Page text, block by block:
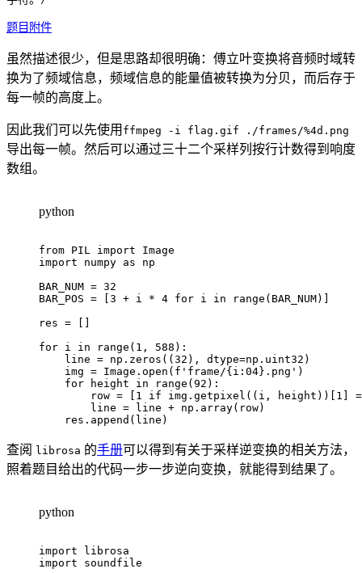
题目附件
虽然描述很少，但是思路却很明确：傅立叶变换将音频时域转
换为了频域信息，频域信息的能量值被转换为分贝，而后存于
每一帧的高度上。
因此我们可以先使用 ffmpeg -i flag.gif ./frames/%4d.png
导出每一帧。然后可以通过三十二个采样列按行计数得到响度
数组。
python
from PIL import
import numpy as np
BAR_NUM = 32
BAR_POS = 3 + i * 4 for i in range ( BAR_NUM)
res =
for i in range ( 1 , 588 ) :
    line
= np . zeros ( ( 32 ) , dtype=np . uint32 )
    img
= Image . open ( f'frame/{ i : 04} .png' )
for height in range ( 92 ) :
        row
= 1 if img . getpixel ( ( i , height ) ) 1
        line
= line + np . array( row)
    res
. append ( line )
查阅 librosa 的手册可以得到有关于采样逆变换的相关方法，
照着题目给出的代码一步一步逆向变换，就能得到结果了。
python
import
import soundfile